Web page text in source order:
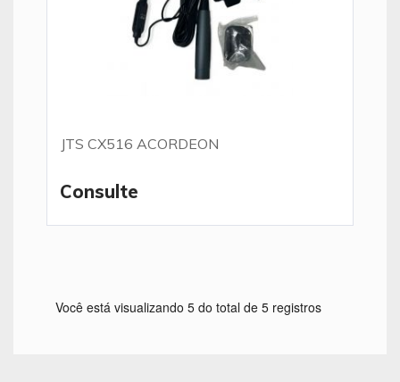
JTS CX516 ACORDEON
Consulte
Você está visualizando 5 do total de 5 registros